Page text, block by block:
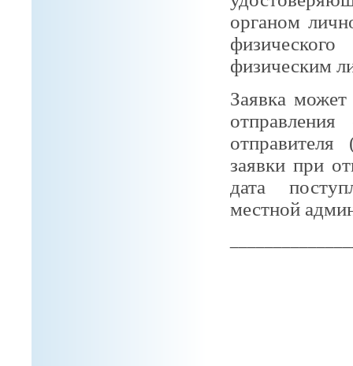
органом
физическим
Заявка
отправления
заявки при
дата
местной